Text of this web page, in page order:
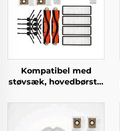
Kompatibel med
støvsæk, hovedbørste,
klud til Dreame
støvsugertilbehør
L10plus/Z10pro/D10PLUS